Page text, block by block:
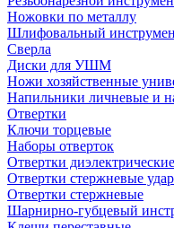
Ножовки по металлу
Шлифовальный
Сверла
Диски для УШМ
Ножи хозяйственные
Напильники личневые и
Отвертки
Ключи торцевые
Наборы отверток
Отвертки диэлектрические
Отвертки стержневые
Отвертки стержневые
Шарнирно-губцевый